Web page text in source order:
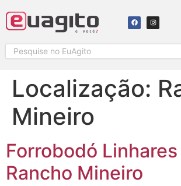
Localização:
Mineiro
Forrobodó
Rancho Mineiro